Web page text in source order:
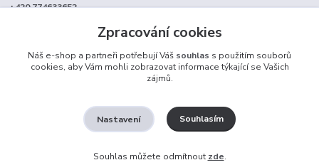
+420 774633652
Vytvořeno na
Eshop-rychle.cz
Zpracování cookies
Náš e-shop a partneři potřebují Váš souhlas s použitím souborů
cookies, aby Vám mohli zobrazovat informace týkající se Vašich
zájmů.
Nastavení Souhlasím
Souhlas můžete odmítnout zde.